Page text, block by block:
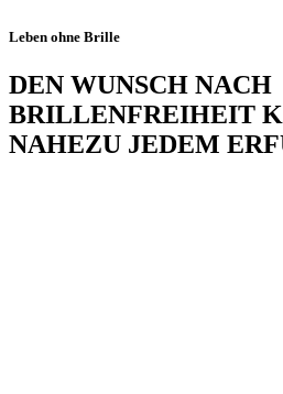
Leben ohne Brille
DEN WUNSCH NACH
BRILLENFREIHEIT
NAHEZU JEDEM